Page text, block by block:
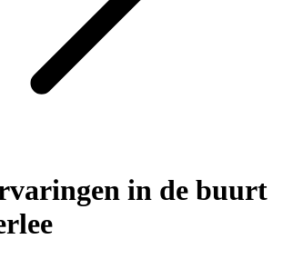
in de buurt